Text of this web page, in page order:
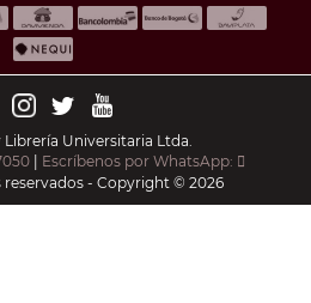
Universitaria Ltda.
| Escríbenos por WhatsApp:
reservados - Copyright © 2026